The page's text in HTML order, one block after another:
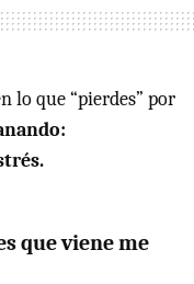
lo que “pierdes” por
que viene me